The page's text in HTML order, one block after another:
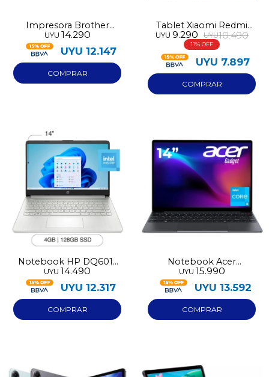
Impresora Brother
DCP1652NW Wifi
UYU 14.290
UYU 12.147
Tablet Xiaomi Redmi
Pad 2 9.7 128GB 4GB
RAM
UYU 9.290 UYU10.490
11
UYU 7.897
Notebook HP DQ6011
DX 128GB 4GB RAM
Intel N150
UYU 14.490
UYU 12.317
Notebook Acer
ETBOOK I3 10100
256GB/8GB
UYU 15.990
UYU 13.592